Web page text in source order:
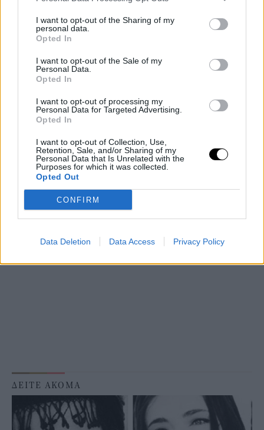
I want to opt-out of the Sharing of my
personal data.
Opted In
I want to opt-out of the Sale of my
Personal Data.
Opted In
I want to opt-out of processing my
Personal Data for Targeted Advertising.
Opted In
I want to opt-out of Collection, Use,
Retention, Sale, and/or Sharing of my
Personal Data that Is Unrelated with the
Purposes for which it was collected.
Opted Out
CONFIRM
Data Deletion Data Access Privacy Policy
ΔΕΙΤΕ ΑΚΟΜΑ